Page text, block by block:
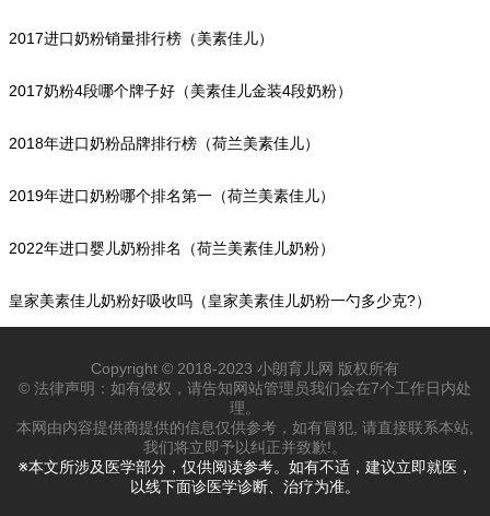
2017进口奶粉销量排行榜（美素佳儿）
2017奶粉4段哪个牌子好（美素佳儿金装4段奶粉）
2018年进口奶粉品牌排行榜（荷兰美素佳儿）
2019年进口奶粉哪个排名第一（荷兰美素佳儿）
2022年进口婴儿奶粉排名（荷兰美素佳儿奶粉）
皇家美素佳儿奶粉好吸收吗（皇家美素佳儿奶粉一勺多少克?）
Copyright © 2018-2023 小朗育儿网 版权所有
© 法律声明：如有侵权，请告知网站管理员我们会在7个工作日内处
理。
本网由内容提供商提供的信息仅供参考，如有冒犯, 请直接联系本站,
我们将立即予以纠正并致歉!。
※本文所涉及医学部分，仅供阅读参考。如有不适，建议立即就医，
以线下面诊医学诊断、治疗为准。